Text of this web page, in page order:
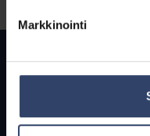
Markkinointi
Maan kattavin